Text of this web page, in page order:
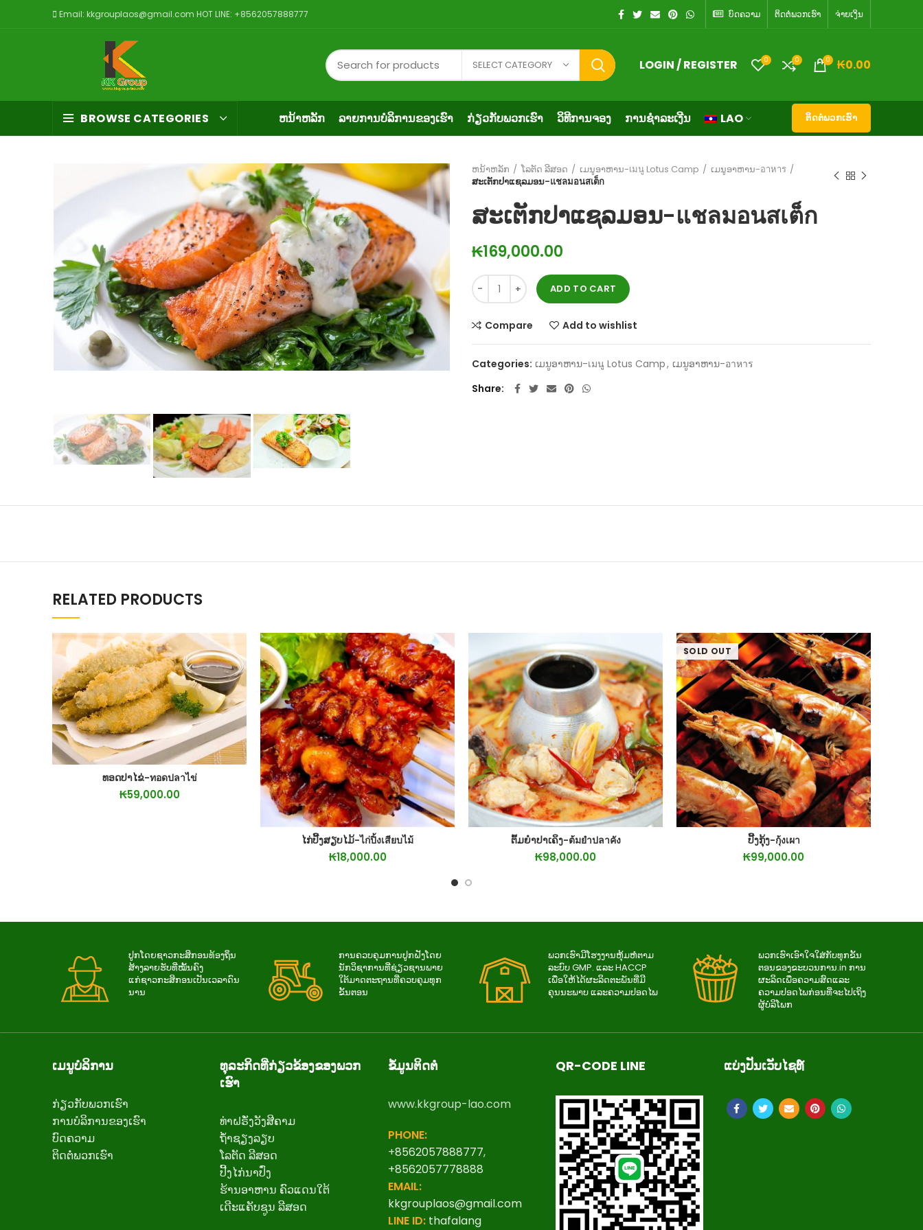
Email: kkgrouplaos@gmail.com HOT LINE: +8562057888777 ບົດຄວາມ ຕິດ​ຕໍ່​ພວກ​ເຮົາ ຈ່າຍເງິນ
SELECT CATEGORY LOGIN / REGISTER 0 0 0 ₭0.00
BROWSE CATEGORIES ຫນ້າຫລັກ ລາຍການບໍລິການຂອງເຮົາ ກ່ຽວ​ກັບ​ພວກ​ເຮົາ ວິທີການຈອງ ການຊຳລະເງີນ LAO ຕິດຕໍ່ພວກເຮົາ
ຫນ້າຫລັກ ໂລຕັດ ລີສອດ ເມນູອາຫານ-เมนู Lotus Camp
ເມນູອາຫານ-อาหาร
ສະເຕັກປາແຊລມອນ-แชลมอนสเต็ก
ສະເຕັກປາແຊລມອນ-แชลมอนสเต็ก
₭169,000.00
ADD TO CART
Compare Add to wishlist
Categories: ເມນູອາຫານ-เมนู Lotus Camp, ເມນູອາຫານ-อาหาร
Share
RELATED PRODUCTS
ADD TO CART
ທອດປາໄຂ່-ทอดปลาไข่
₭59,000.00
ADD TO CART
ໄກ່ປີ້ງສຽບໄມ້-ไก่ปิ้งเสียบไม้
₭18,000.00
ADD TO CART
ຕົ້ມຍຳປາເຄິງ-ต้มยำปลาคัง
₭98,000.00
SOLD OUT
READ MORE
ປີ້ງກຸ້ງ-กุ้งเผา
₭99,000.00
ປູກໂດຍຊາວກະສິກອນທ້ອງຖິ່ນ
ສ້າງລາຍຮັບທີ່ໝັ້ນຄົງ
ແກ່ຊາວກະສິກອນເປັນເວລາດົນ
ນານ
ການ​ຄວບ​ຄຸມ​ການ​ປູກ​ຝັງ​ໂດຍ​
ນັກ​ວິ​ຊາ​ການ​ທີ່​ຊ່ຽວ​ຊານ​ພາຍ​
ໃຕ້​ມາດ​ຕະ​ຖານ​ທີ່​ຄວບ​ຄຸມ​ທຸກ​
ຂັ້ນ​ຕອນ
ພວກເຮົາມີໂຮງງານຫຸ້ມຫໍ່ຕາມ
ລະບົບ GMP. ແລະ HACCP
ເພື່ອໃຫ້ໄດ້ຜະລິດຕະພັນທີ່ມີ
ຄຸນນະພາບ ແລະຄວາມປອດໄພ
ພວກ​ເຮົາ​ເອົາ​ໃຈ​ໃສ່​ກັບ​ທຸກ​ຂັ້ນ​
ຕອນ​ຂອງ​ຂະ​ບວນ​ການ.in ການ​
ຜະ​ລິດ​ເພື່ອ​ຄວາມ​ສົດ​ແລະ​
ຄວາມ​ປອດ​ໄພ​ກ່ອນ​ທີ່​ຈະ​ໄປ​ເຖິງ​
ຜູ້​ບໍ​ລິ​ໂພກ
ເມນູບໍລິການ
ກ່ຽວ​ກັບ​ພວກ​ເຮົາ
ການບໍລິການຂອງເຮົາ
ບົດຄວາມ
ຕິດ​ຕໍ່​ພວກ​ເຮົາ
ທຸລະກິດທີ່ກ່ຽວຂ້ອງຂອງພວກ
ເຮົາ
ທ່າຝຣັ່ງວັງສີຄາມ
ຖ້ຳຊຽງລຽບ
ໂລຕັດ ລີສອດ
ປີ້ງໄກ່ນາປົ່ງ
ຮ້ານອາຫານ ຄົວແດນໃຕ້
ເດີະແຄັບຊູນ ລີສອດ
ຂໍ້ມູນຕິດຕໍ່
www.kkgroup-lao.com
PHONE:
+8562057888777,
+8562057778888
EMAIL:
kkgrouplaos@gmail.com
LINE ID: thafalang
QR-CODE LINE ແບ່ງປັນເວັບໄຊທ໌